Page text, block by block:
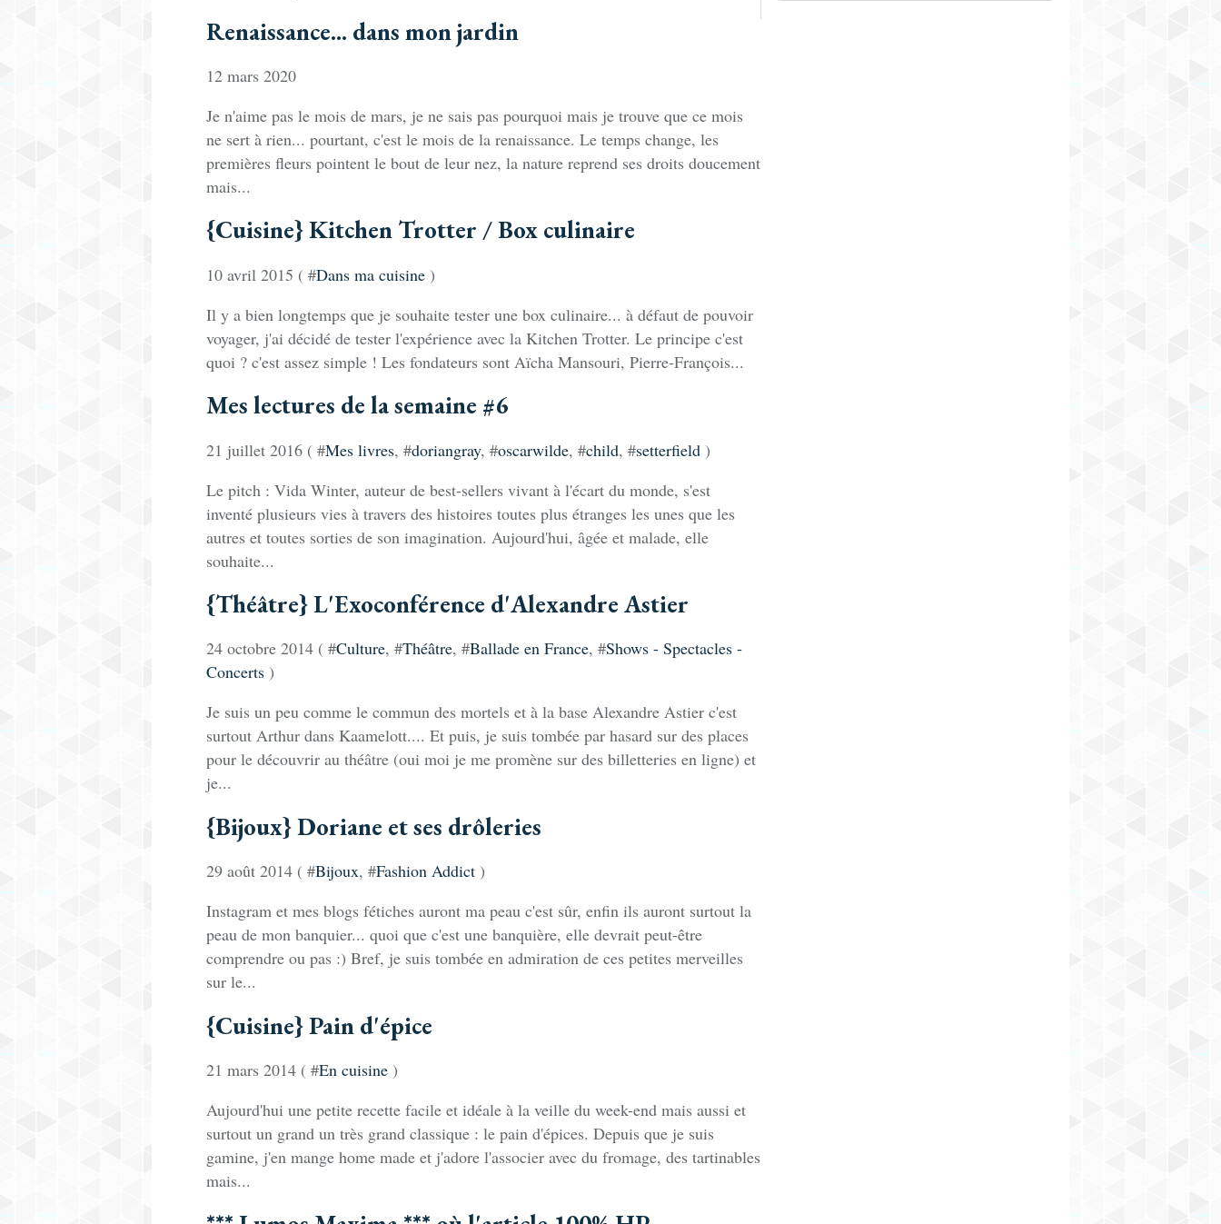
Renaissance... dans mon jardin
12 mars 2020
Je n'aime pas le mois de mars, je ne sais pas pourquoi mais je trouve que ce mois
ne sert à rien... pourtant, c'est le mois de la renaissance. Le temps change, les
premières fleurs pointent le bout de leur nez, la nature reprend ses droits doucement
mais...
{Cuisine} Kitchen Trotter / Box culinaire
10 avril 2015 ( #Dans ma cuisine )
Il y a bien longtemps que je souhaite tester une box culinaire... à défaut de pouvoir
voyager, j'ai décidé de tester l'expérience avec la Kitchen Trotter. Le principe c'est
quoi ? c'est assez simple ! Les fondateurs sont Aïcha Mansouri, Pierre-François...
Mes lectures de la semaine #6
21 juillet 2016 ( #Mes livres, #doriangray, #oscarwilde, #child, #setterfield )
Le pitch : Vida Winter, auteur de best-sellers vivant à l'écart du monde, s'est
inventé plusieurs vies à travers des histoires toutes plus étranges les unes que les
autres et toutes sorties de son imagination. Aujourd'hui, âgée et malade, elle
souhaite...
{Théâtre} L'Exoconférence d'Alexandre Astier
24 octobre 2014 ( #Culture, #Théâtre, #Ballade en France, #Shows - Spectacles -
Concerts )
Je suis un peu comme le commun des mortels et à la base Alexandre Astier c'est
surtout Arthur dans Kaamelott.... Et puis, je suis tombée par hasard sur des places
pour le découvrir au théâtre (oui moi je me promène sur des billetteries en ligne) et
je...
{Bijoux} Doriane et ses drôleries
29 août 2014 ( #Bijoux, #Fashion Addict )
Instagram et mes blogs fétiches auront ma peau c'est sûr, enfin ils auront surtout la
peau de mon banquier... quoi que c'est une banquière, elle devrait peut-être
comprendre ou pas :) Bref, je suis tombée en admiration de ces petites merveilles
sur le...
{Cuisine} Pain d'épice
21 mars 2014 ( #En cuisine )
Aujourd'hui une petite recette facile et idéale à la veille du week-end mais aussi et
surtout un grand un très grand classique : le pain d'épices. Depuis que je suis
gamine, j'en mange home made et j'adore l'associer avec du fromage, des tartinables
mais...